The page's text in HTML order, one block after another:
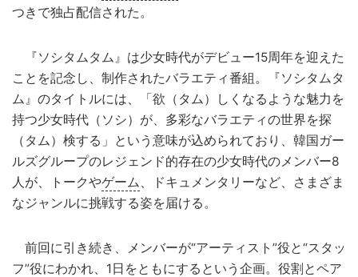
つきで独占配信された。
『ソシタムタム』は少女時代がデビュー15周年を迎えた
ことを記念し、制作されたバラエティ番組。『ソシタムタ
ム』のタイトルには、「欲（タム）しくなるような魅力を
持つ少女時代（ソシ）が、多彩なバラエティの世界を探
（タム）検する」という意味が込められており、韓国ガー
ルズグループのレジェンド的存在の少女時代のメンバー8
人が、トークやゲーム、ドキュメンタリーなど、さまざま
なジャンルに挑戦する姿を届ける。
前回に引き続き、メンバーが“アーティスト”役と“スタッ
フ”役にわかれ、1日をともにするという企画。役割とペア